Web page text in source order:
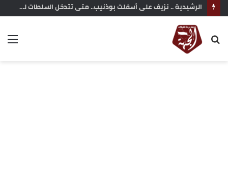
الرشيدية .. نزيف على أسفلت بوذنيب.. متى تتدخل السلطات لوقف حوادث السير ؟